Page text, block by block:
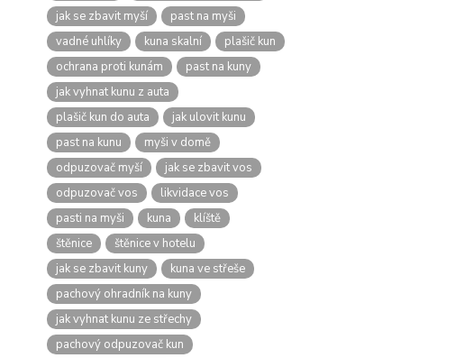
jak se zbavit myší
past na myši
vadné uhlíky
kuna skalní
plašič kun
ochrana proti kunám
past na kuny
jak vyhnat kunu z auta
plašič kun do auta
jak ulovit kunu
past na kunu
myši v domě
odpuzovač myší
jak se zbavit vos
odpuzovač vos
likvidace vos
pasti na myši
kuna
klíště
štěnice
štěnice v hotelu
jak se zbavit kuny
kuna ve střeše
pachový ohradník na kuny
jak vyhnat kunu ze střechy
pachový odpuzovač kun